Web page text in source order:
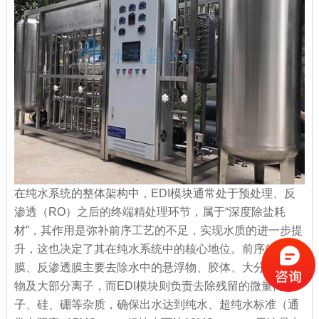
在纯水系统的整体架构中，EDI模块通常处于预处理、反
渗透（RO）之后的终端精处理环节，属于“深度除盐耗
材”，其作用是弥补前序工艺的不足，实现水质的进一步提
升，这也决定了其在纯水系统中的核心地位。前序的超滤
膜、反渗透膜主要去除水中的悬浮物、胶体、大分子有机
物及大部分离子，而EDI模块则负责去除残留的微量离
子、硅、硼等杂质，确保出水达到纯水、超纯水标准（通